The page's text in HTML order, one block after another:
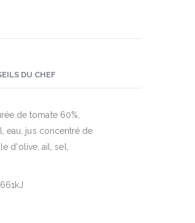
DU CHEF
de tomate 60%,
eau, jus concentré de
d'olive, ail, sel,